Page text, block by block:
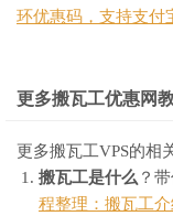
环优惠码，支持支付
更多搬瓦工优惠网
更多搬瓦工VPS的相
搬瓦工是什么 ？
程整理：搬瓦工